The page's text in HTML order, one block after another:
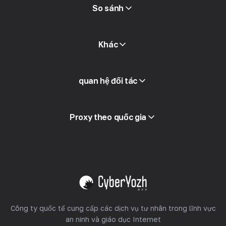
Sách miễn phí
So sánh
Khác
Truy cập API
Tích hợp
quan hệ đối tác
Chương trình đối tác
Bán lại
Proxy theo quốc gia
Xem tất cả
Công ty quốc tế cung cấp các dịch vụ tư nhân trong lĩnh vực
an ninh và giáo dục Internet